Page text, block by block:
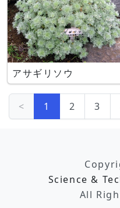
アサギリソウ
< 1 2 3
Science &
All